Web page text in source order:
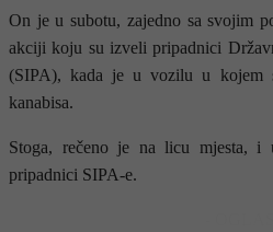
On je u subotu, zajedno sa svojim
akciji koju su izveli pripadnici
(SIPA), kada je u vozilu u kojem
kanabisa.
Stoga, rečeno je na licu mjesta,
pripadnici SIPA-e.